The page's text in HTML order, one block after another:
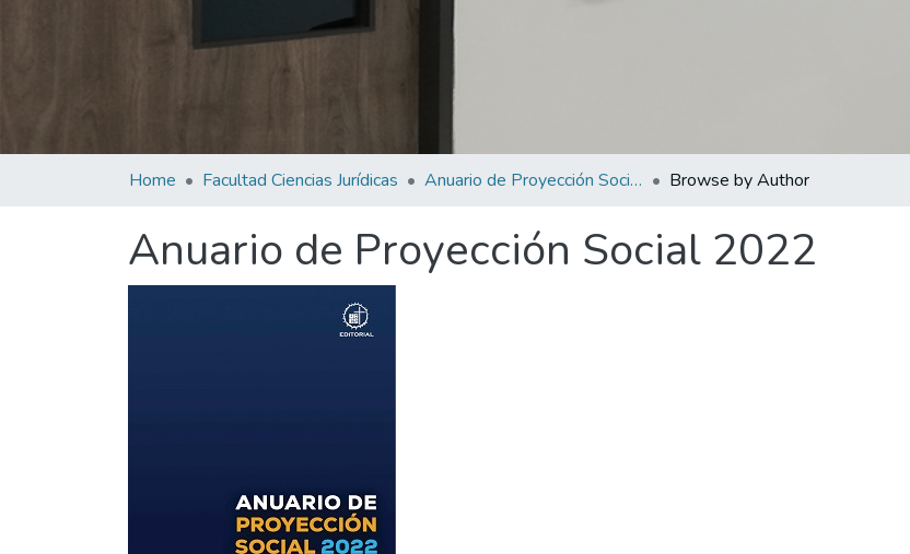
Home Facultad Ciencias Jurídicas Anuario de Proyección Social 2022 Browse by Author
Anuario de Proyección Social 2022